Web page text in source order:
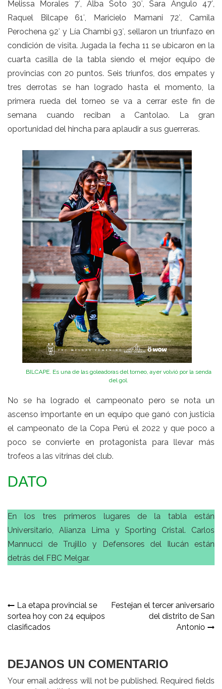
Melissa Morales 7′, Alba Soto 30′, Sara Angulo 47′,
Raquel Bilcape 61′, Maricielo Mamani 72′, Camila
Perochena 92′ y Lía Chambi 93′, sellaron un triunfazo en
condición de visita. Jugada la fecha 11 se ubicaron en la
cuarta casilla de la tabla siendo el mejor equipo de
provincias con 20 puntos. Seis triunfos, dos empates y
tres derrotas se han logrado hasta el momento, la
primera rueda del torneo se va a cerrar este fin de
semana cuando reciban a Cantolao. La gran
oportunidad del hincha para aplaudir a sus guerreras.
BILCAPE. Es una de las goleadoras del torneo, ayer volvió por la senda
del gol.
No se ha logrado el campeonato pero se nota un
ascenso importante en un equipo que ganó con justicia
el campeonato de la Copa Perú el 2022 y que poco a
poco se convierte en protagonista para llevar más
trofeos a las vitrinas del club.
DATO
En los tres primeros lugares de la tabla están
Universitario, Alianza Lima y Sporting Cristal. Carlos
Mannucci de Trujillo y Defensores del Ilucán están
detrás del FBC Melgar.
Navegación
de
La etapa provincial se
sortea hoy con 24 equipos
clasificados
Festejan el tercer aniversario
del distrito de San
Antonio
DEJANOS UN COMENTARIO
Your email address will not be published. Required fields